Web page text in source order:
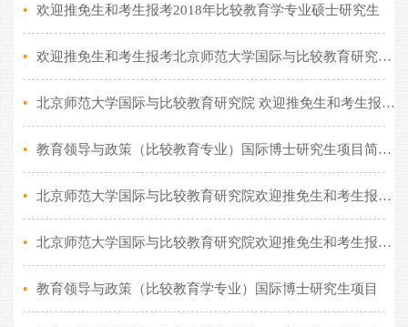
• 欢迎推免生和考生报考2018年比较教育学专业硕士研究生
• 欢迎推免生和考生报考北京师范大学国际与比较教育研究院2017年比较教育学专业硕士研究生
• 北京师范大学国际与比较教育研究院 欢迎推免生和考生报考2016年比较教育学专业硕士研究生
• 教育领导与政策（比较教育专业）国际博士研究生项目简介（2015-2016）
• 北京师范大学国际与比较教育研究院欢迎推免生和考生报考2015年比较教育学专业硕士研究生
• 北京师范大学国际与比较教育研究院欢迎推免生和考生报考2014年比较教育学专业硕士研究生
• 教育领导与政策（比较教育学专业）国际博士研究生项目